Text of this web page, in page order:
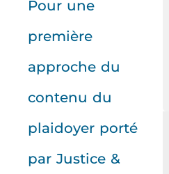
Pour une
première
approche du
contenu du
plaidoyer porté
par Justice &